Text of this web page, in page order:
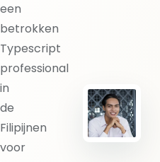
een
betrokken
Typescript
professional
in
de
Filipijnen
voor